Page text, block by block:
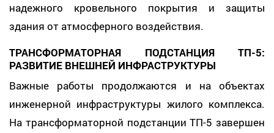
надежного кровельного покрытия и защиты
здания от атмосферного воздействия.
ТРАНСФОРМАТОРНАЯ ПОДСТАНЦИЯ ТП-5:
РАЗВИТИЕ ВНЕШНЕЙ ИНФРАСТРУКТУРЫ
Важные работы продолжаются и на объектах
инженерной инфраструктуры жилого комплекса.
На трансформаторной подстанции ТП-5 завершен